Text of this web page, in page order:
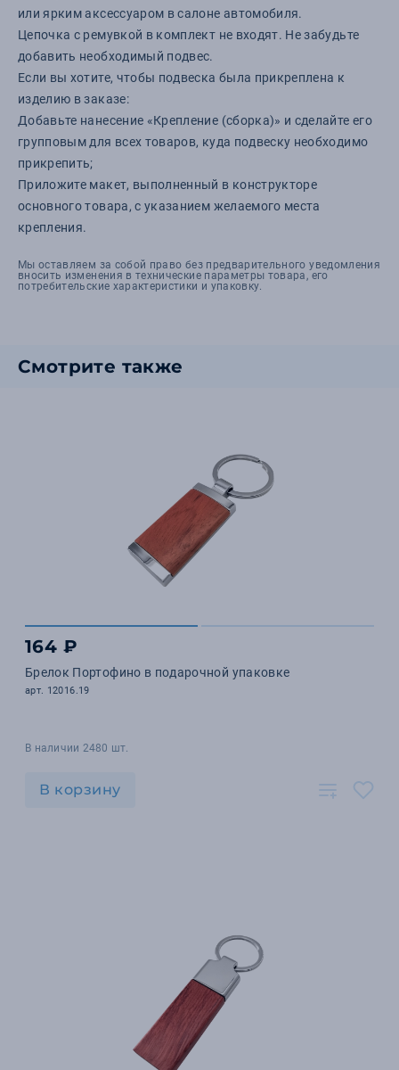
или ярким аксессуаром в салоне автомобиля.
Цепочка с ремувкой в комплект не входят. Не забудьте
добавить необходимый подвес.
Если вы хотите, чтобы подвеска была прикреплена к
изделию в заказе:
Добавьте нанесение «Крепление (сборка)» и сделайте его
групповым для всех товаров, куда подвеску необходимо
прикрепить;
Приложите макет, выполненный в конструкторе
основного товара, с указанием желаемого места
крепления.
Мы оставляем за собой право без предварительного уведомления
вносить изменения в технические параметры товара, его
потребительские характеристики и упаковку.
Смотрите также
164 ₽
Брелок Портофино в подарочной упаковке
арт. 12016.19
В наличии 2480 шт.
В корзину